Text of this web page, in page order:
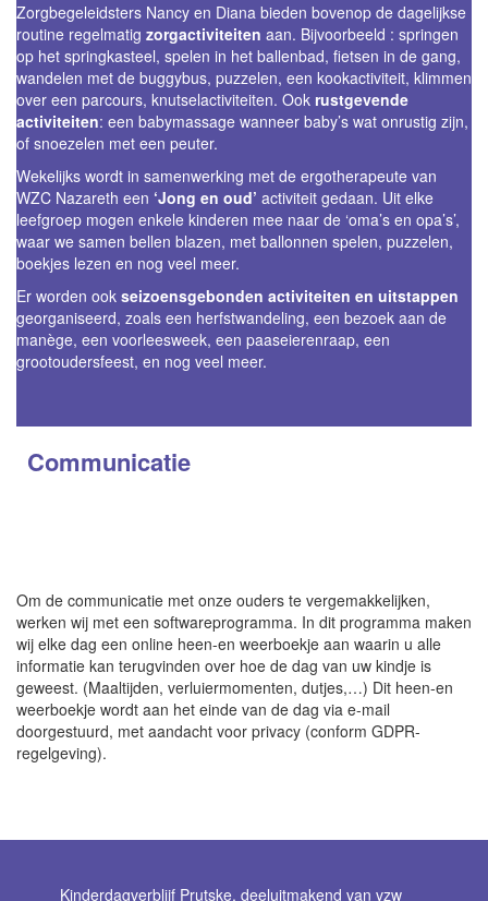
Zorgbegeleidsters Nancy en Diana bieden bovenop de dagelijkse
routine regelmatig zorgactiviteiten aan. Bijvoorbeeld : springen
op het springkasteel, spelen in het ballenbad, fietsen in de gang,
wandelen met de buggybus, puzzelen, een kookactiviteit, klimmen
over een parcours, knutselactiviteiten. Ook rustgevende
activiteiten: een babymassage wanneer baby’s wat onrustig zijn,
of snoezelen met een peuter.
Wekelijks wordt in samenwerking met de ergotherapeute van
WZC Nazareth een ‘Jong en oud’ activiteit gedaan. Uit elke
leefgroep mogen enkele kinderen mee naar de ‘oma’s en opa’s’,
waar we samen bellen blazen, met ballonnen spelen, puzzelen,
boekjes lezen en nog veel meer.
Er worden ook seizoensgebonden activiteiten en uitstappen
georganiseerd, zoals een herfstwandeling, een bezoek aan de
manège, een voorleesweek, een paaseierenraap, een
grootoudersfeest, en nog veel meer.
Communicatie
Om de communicatie met onze ouders te vergemakkelijken,
werken wij met een softwareprogramma. In dit programma maken
wij elke dag een online heen-en weerboekje aan waarin u alle
informatie kan terugvinden over hoe de dag van uw kindje is
geweest. (Maaltijden, verluiermomenten, dutjes,…) Dit heen-en
weerboekje wordt aan het einde van de dag via e-mail
doorgestuurd, met aandacht voor privacy (conform GDPR-
regelgeving).
Kinderdagverblijf Prutske, deeluitmakend van vzw